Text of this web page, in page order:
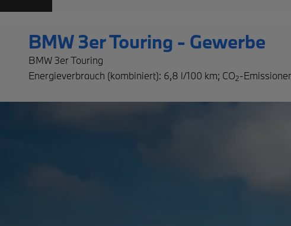
BMW 3er Touring - Gewerbe
BMW 3er Touring
Energieverbrauch (kombiniert): 6,8 l/100 km; CO2-